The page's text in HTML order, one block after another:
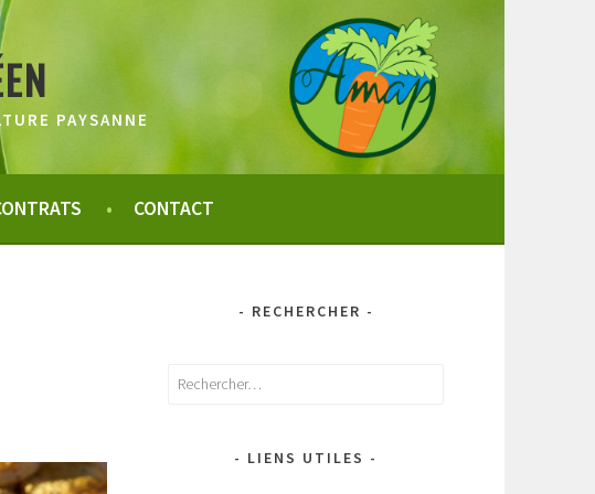
PAYSANNE
CONTACT
- RECHERCHER -
Rechercher :
- LIENS UTILES -